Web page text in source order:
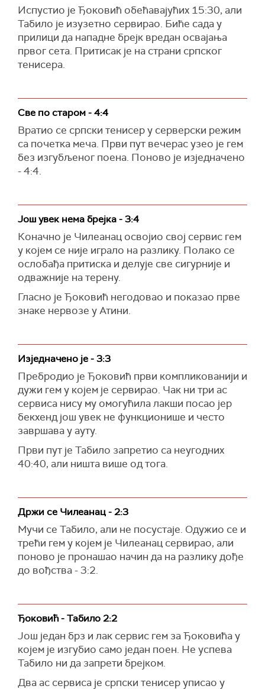
Испустио је Ђоковић обећавајућих 15:30, али
Табило је изузетно сервирао. Биће сада у
прилици да нападне брејк вредан освајања
првог сета. Притисак је на страни српског
тенисера.
Све по старом - 4:4
Вратио се српски тенисер у серверски режим
са почетка меча. Први пут вечерас узео је гем
без изгубљеног поена. Поново је изједначено
- 4:4.
Још увек нема брејка - 3:4
Коначно је Чилеанац освојио свој сервис гем
у којем се није играло на разлику. Полако се
ослобађа притиска и делује све сигурније и
одважније на терену.
Гласно је Ђоковић негодовао и показао прве
знаке нервозе у Атини.
Изједначено је - 3:3
Пребродио је Ђоковић први компликованији и
дужи гем у којем је сервирао. Чак ни три ас
сервиса нису му омогућила лакши посао јер
бекхенд још увек не функционише и често
завршава у ауту.
Први пут је Табило запретио са неугодних
40:40, али ништа више од тога.
Држи се Чилеанац - 2:3
Мучи се Табило, али не посустаје. Одужио се и
трећи гем у којем је Чилеанац сервирао, али
поново је пронашао начин да на разлику дође
до вођства - 3:2.
Ђоковић - Табило 2:2
Још један брз и лак сервис гем за Ђоковића у
којем је изгубио само један поен. Не успева
Табило ни да запрети брејком.
Два ас сервиса је српски тенисер уписао у